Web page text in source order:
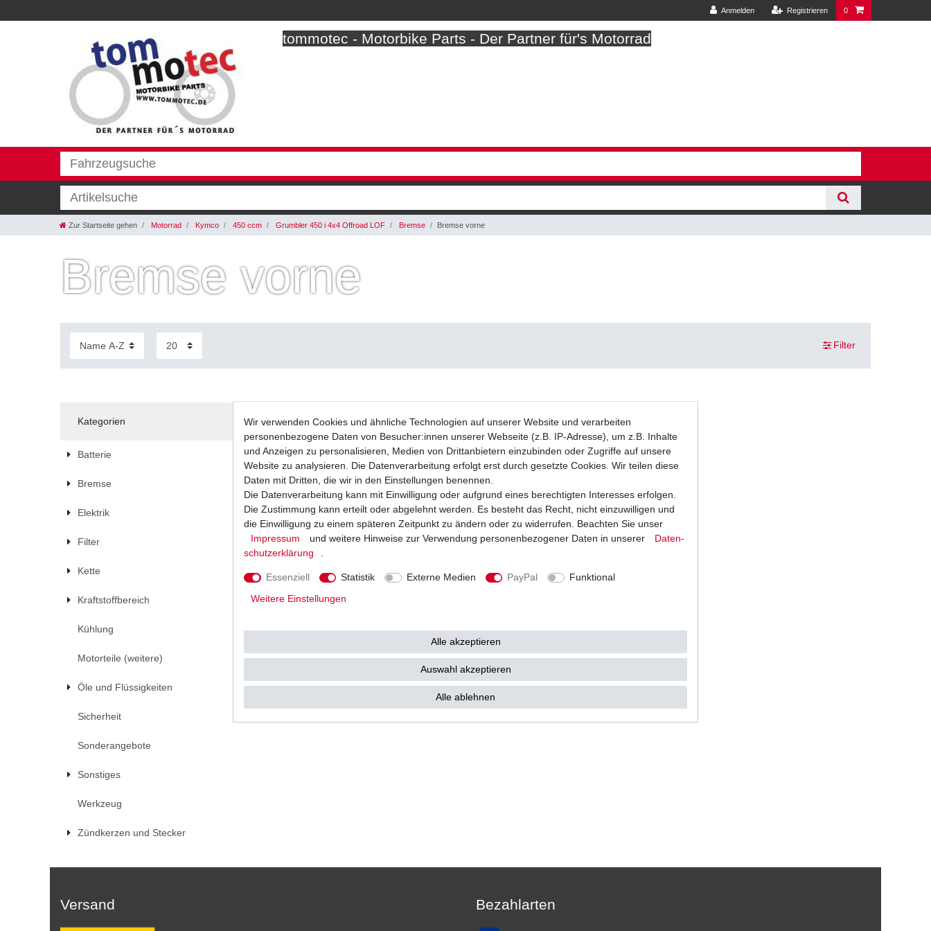
Anmelden Registrieren 0
tommotec - Motorbike Parts - Der Partner für's Motorrad
Zur Startseite gehen Motorrad Kymco 450 ccm Grumbler 450 i 4x4 Offroad LOF Bremse Bremse vorne
Bremse vorne
Filter
Kategorien
Batterie
Bremse
Elektrik
Filter
Kette
Kraftstoffbereich
Kühlung
Motorteile (weitere)
Öle und Flüssigkeiten
Sicherheit
Sonderangebote
Sonstiges
Werkzeug
Zündkerzen und Stecker
Bremsbeläge EBC FA 395 FA395 Bremsklötze
UVP 38,29 € ab 26,21 € *
Versand Bezahlarten
Wir verwenden Cookies und ähnliche Technologien auf unserer Website und verarbeiten
personenbezogene Daten von Besucher:innen unserer Webseite (z.B. IP-Adresse), um z.B. Inhalte
und Anzeigen zu personalisieren, Medien von Drittanbietern einzubinden oder Zugriffe auf unsere
Website zu analysieren. Die Datenverarbeitung erfolgt erst durch gesetzte Cookies. Wir teilen diese
Daten mit Dritten, die wir in den Einstellungen benennen.
Die Datenverarbeitung kann mit Einwilligung oder aufgrund eines berechtigten Interesses erfolgen.
Die Zustimmung kann erteilt oder abgelehnt werden. Es besteht das Recht, nicht einzuwilligen und
die Einwilligung zu einem späteren Zeitpunkt zu ändern oder zu widerrufen. Beachten Sie unser
Impressum
und weitere Hinweise zur Verwendung personenbezogener Daten in unserer
Daten­
schutz­erklärung
Essenziell Statistik Externe Medien PayPal
Funktional
Weitere Einstellungen
Alle akzeptieren
Auswahl akzeptieren
Alle ablehnen